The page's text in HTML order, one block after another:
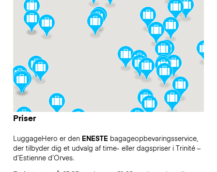
Priser
LuggageHero er den ENESTEbagageopbevaringsservice,
der tilbyder dig et udvalg af time- eller dagspriser i Trinité –
d’Estienne d’Orves.